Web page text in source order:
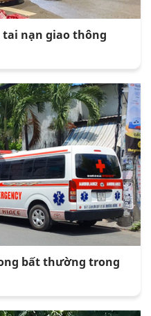
nạn giao thông
bất thường trong